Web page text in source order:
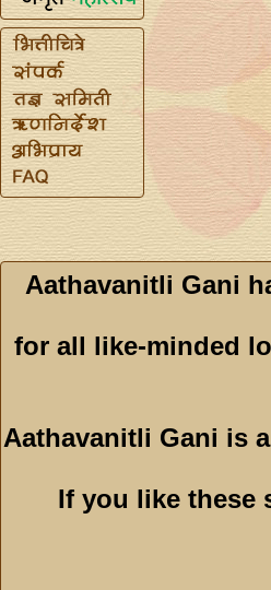
Aathavanitli Gani
for all like-minded
Aathavanitli Gani is
If you like these